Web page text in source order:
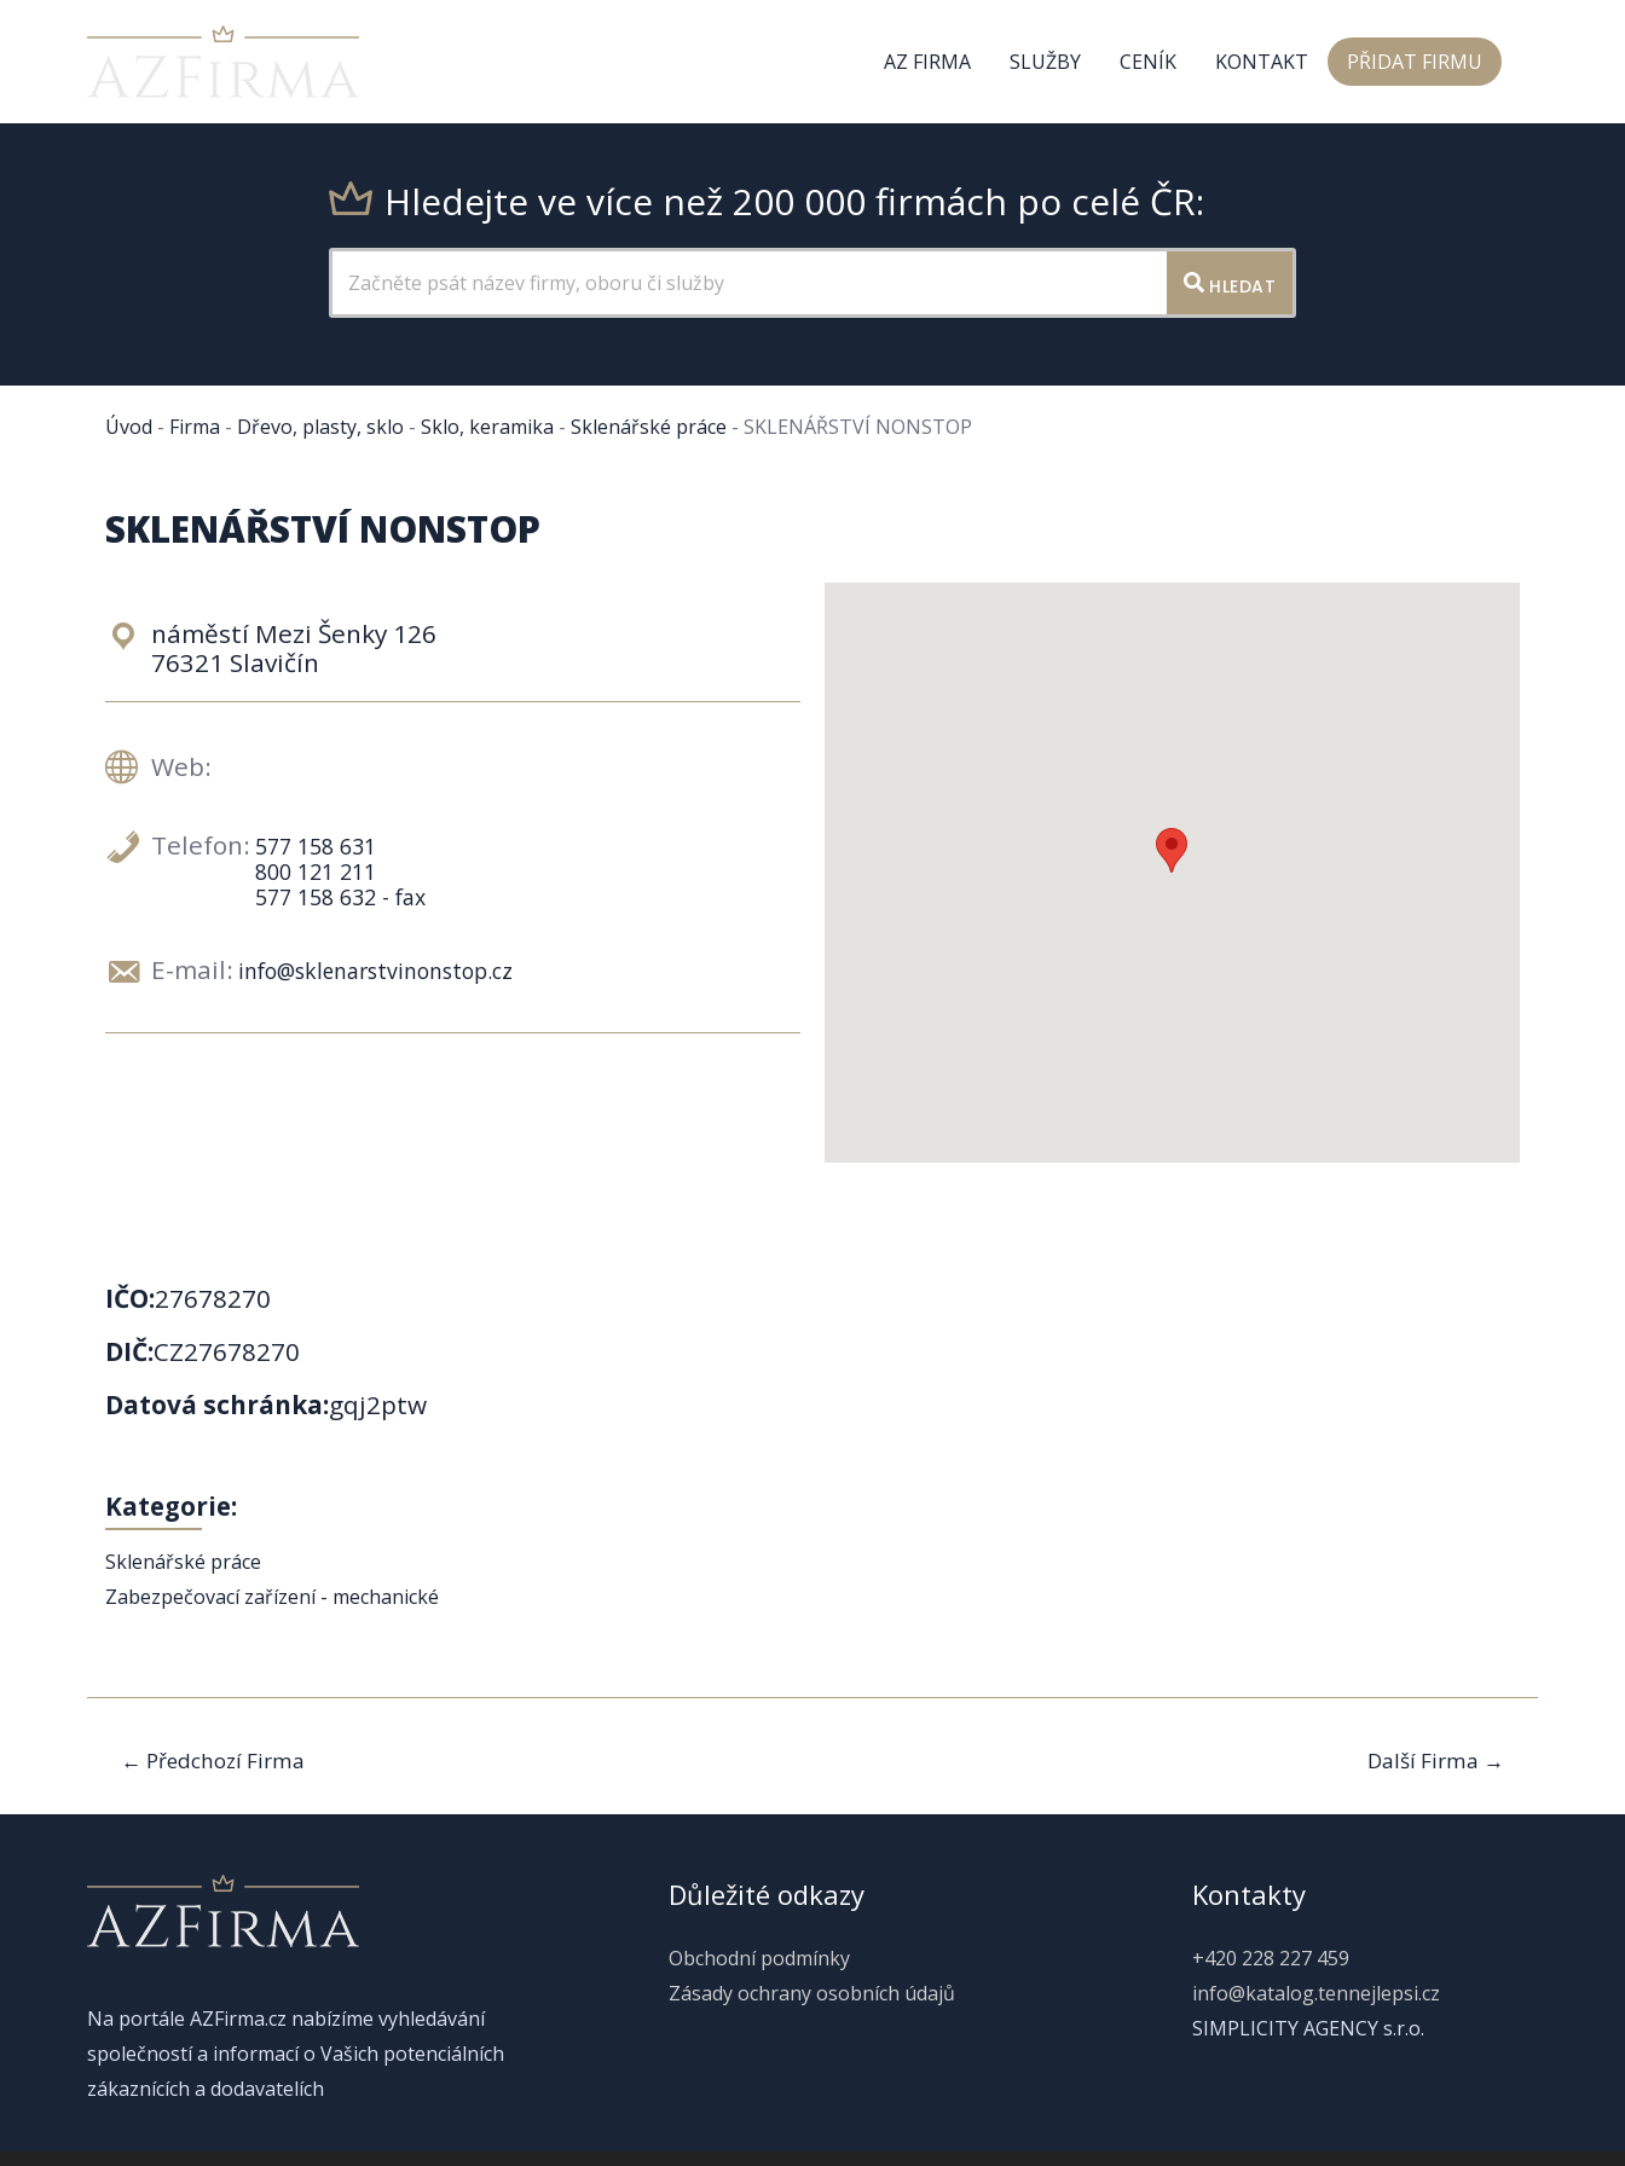
AZ FIRMA SLUŽBY CENÍK KONTAKT PŘIDAT FIRMU
Hledejte ve více než 200 000 firmách po celé ČR:
HLEDAT
Úvod - Firma - Dřevo, plasty, sklo - Sklo, keramika - Sklenářské práce - SKLENÁŘSTVÍ NONSTOP
SKLENÁŘSTVÍ NONSTOP
náměstí Mezi Šenky 126
76321 Slavičín
Web:
Telefon: 577 158 631
800 121 211
577 158 632 - fax
E-mail: info@sklenarstvinonstop.cz
IČO:27678270
DIČ:CZ27678270
Datová schránka:gqj2ptw
Kategorie:
Sklenářské práce
Zabezpečovací zařízení - mechanické
Navigace
pro
příspěvek
← Předchozí Firma Další Firma →
Na portále AZFirma.cz nabízíme vyhledávání
společností a informací o Vašich potenciálních
zákaznících a dodavatelích
Důležité odkazy
Obchodní podmínky
Zásady ochrany osobních údajů
Kontakty
+420 228 227 459
info@katalog.tennejlepsi.cz
SIMPLICITY AGENCY s.r.o.